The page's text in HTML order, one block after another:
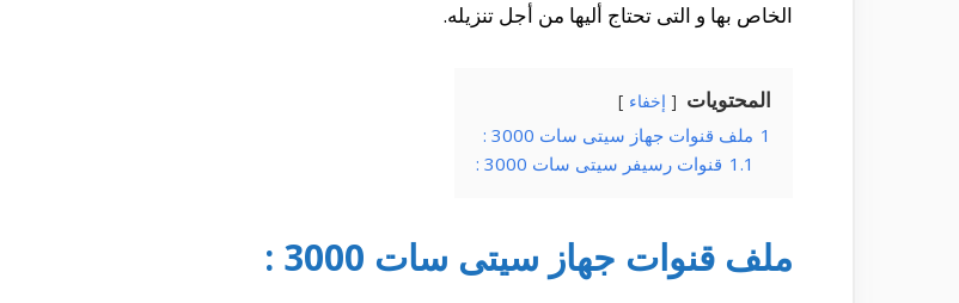
الخاص بها و التى تحتاج أليها من أجل تنزيله.
المحتويات إخفاء
1 ملف قنوات جهاز سيتى سات 3000 :
1.1 قنوات رسيفر سيتى سات 3000 :
ملف قنوات جهاز سيتى سات 3000 :